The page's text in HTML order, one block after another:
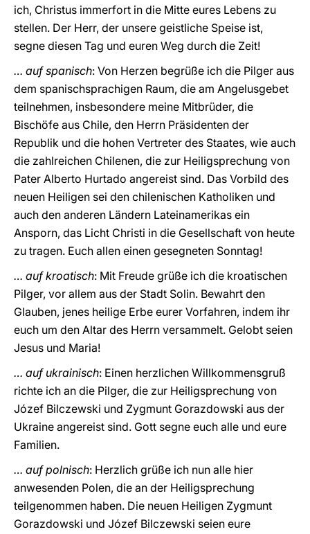
ich, Christus immerfort in die Mitte eures Lebens zu
stellen. Der Herr, der unsere geistliche Speise ist,
segne diesen Tag und euren Weg durch die Zeit!
… auf spanisch: Von Herzen begrüße ich die Pilger aus
dem spanischsprachigen Raum, die am Angelusgebet
teilnehmen, insbesondere meine Mitbrüder, die
Bischöfe aus Chile, den Herrn Präsidenten der
Republik und die hohen Vertreter des Staates, wie auch
die zahlreichen Chilenen, die zur Heiligsprechung von
Pater Alberto Hurtado angereist sind. Das Vorbild des
neuen Heiligen sei den chilenischen Katholiken und
auch den anderen Ländern Lateinamerikas ein
Ansporn, das Licht Christi in die Gesellschaft von heute
zu tragen. Euch allen einen gesegneten Sonntag!
… auf kroatisch: Mit Freude grüße ich die kroatischen
Pilger, vor allem aus der Stadt Solin. Bewahrt den
Glauben, jenes heilige Erbe eurer Vorfahren, indem ihr
euch um den Altar des Herrn versammelt. Gelobt seien
Jesus und Maria!
… auf ukrainisch: Einen herzlichen Willkommensgruß
richte ich an die Pilger, die zur Heiligsprechung von
Józef Bilczewski und Zygmunt Gorazdowski aus der
Ukraine angereist sind. Gott segne euch alle und eure
Familien.
… auf polnisch: Herzlich grüße ich nun alle hier
anwesenden Polen, die an der Heiligsprechung
teilgenommen haben. Die neuen Heiligen Zygmunt
Gorazdowski und Józef Bilczewski seien eure